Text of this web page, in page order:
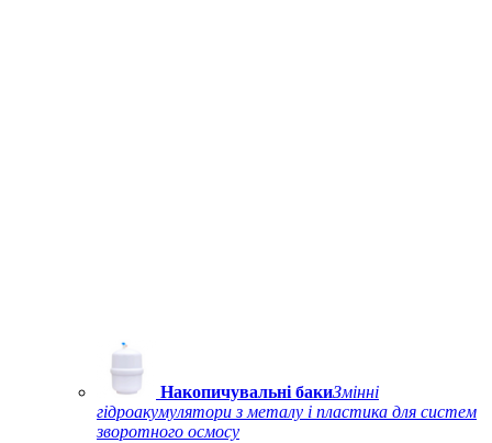
Накопичувальні бакиЗмінні
гідроакумулятори з металу і пластика для систем
зворотного осмосу